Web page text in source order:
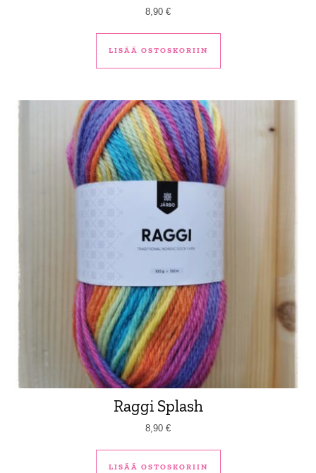
8,90 €
LISÄÄ OSTOSKORIIN
Raggi Splash
8,90 €
LISÄÄ OSTOSKORIIN